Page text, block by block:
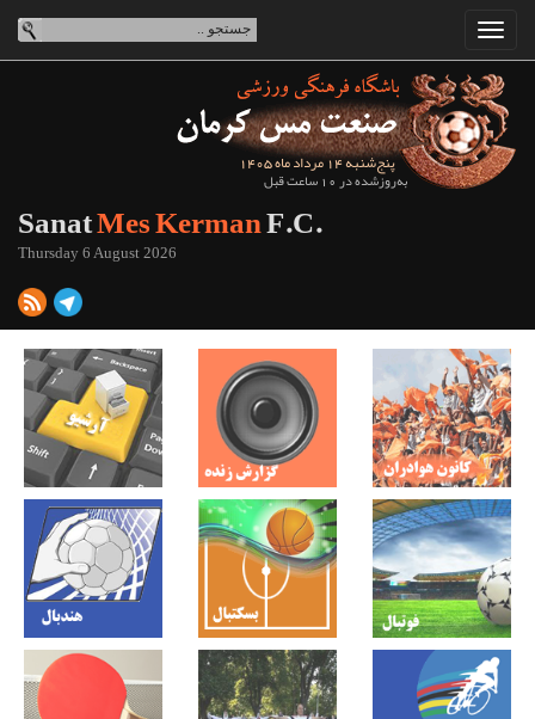
پنج‌شنبه 14 مرداد ماه 1405
به‌روزشده در 10 ساعت قبل
SanatMes KermanF.C.
Thursday 6 August 2026